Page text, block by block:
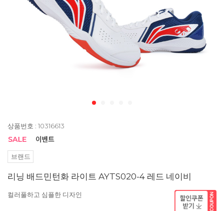
상품번호 : 10316613
브랜드
리닝 배드민턴화 라이트 AYTS020-4 레드 네이비
컬러풀하고 심플한 디자인